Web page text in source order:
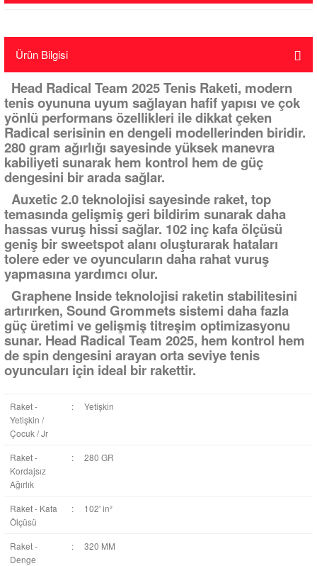
Ürün Bilgisi
Head Radical Team 2025 Tenis Raketi, modern
tenis oyununa uyum sağlayan hafif yapısı ve çok
yönlü performans özellikleri ile dikkat çeken
Radical serisinin en dengeli modellerinden biridir.
280 gram ağırlığı sayesinde yüksek manevra
kabiliyeti sunarak hem kontrol hem de güç
dengesini bir arada sağlar.
Auxetic 2.0 teknolojisi sayesinde raket, top
temasında gelişmiş geri bildirim sunarak daha
hassas vuruş hissi sağlar. 102 inç kafa ölçüsü
geniş bir sweetspot alanı oluşturarak hataları
tolere eder ve oyuncuların daha rahat vuruş
yapmasına yardımcı olur.
Graphene Inside teknolojisi raketin stabilitesini
artırırken, Sound Grommets sistemi daha fazla
güç üretimi ve gelişmiş titreşim optimizasyonu
sunar. Head Radical Team 2025, hem kontrol hem
de spin dengesini arayan orta seviye tenis
oyuncuları için ideal bir rakettir.
Raket -
Yetişkin /
Çocuk / Jr
: Yetişkin
Raket -
Kordajsız
Ağırlık
: 280 GR
Raket - Kafa
Ölçüsü
: 102' in²
Raket -
Denge
: 320 MM